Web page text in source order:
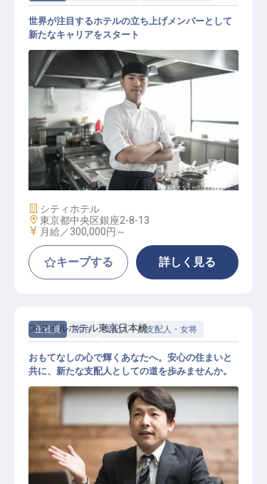
調理部 ペストリー シェフドパルテ
ィエ
世界が注目するホテルの立ち上げメンバーとして
新たなキャリアをスタート
施設業態
シティホテル
勤務地
東京都中央区銀座2-8-13
給与
月給／300,000円～
キープする 詳しく見る
正社員 宿泊 支配人・副支配人・女将
スマイルホテル東京日本橋
おもてなしの心で輝くあなたへ。安心の住まいと
共に、新たな支配人としての道を歩みませんか。